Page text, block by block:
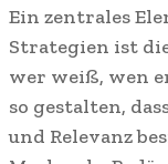
Ein zentrales
Strategien ist
wer weiß, wen
so gestalten,
und Relevanz